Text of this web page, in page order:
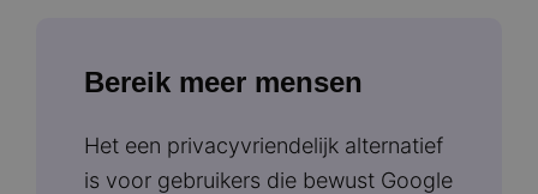
Bereik meer mensen
Het een privacyvriendelijk alternatief
is voor gebruikers die bewust Google